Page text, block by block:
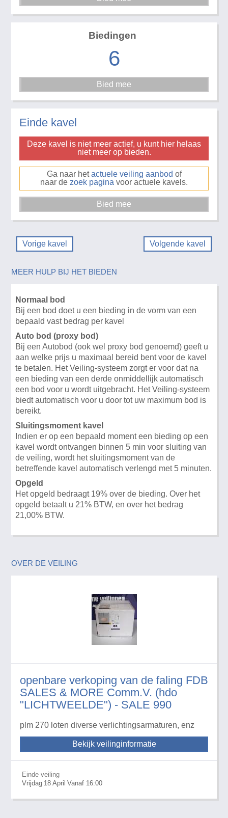
Biedingen
6
Einde kavel
Deze kavel is niet meer actief, u kunt hier helaas
niet meer op bieden.
Ga naar hetactuele veiling aanbod of
naar de zoek pagina voor actuele kavels.
Vorige kavel Volgende kavel
MEER HULP BIJ HET BIEDEN
Normaal bod
Bij een bod doet u een bieding in de vorm van een
bepaald vast bedrag per kavel
Auto bod (proxy bod)
Bij een Autobod (ook wel proxy bod genoemd) geeft u
aan welke prijs u maximaal bereid bent voor de kavel
te betalen. Het Veiling-systeem zorgt er voor dat na
een bieding van een derde onmiddellijk automatisch
een bod voor u wordt uitgebracht. Het Veiling-systeem
biedt automatisch voor u door tot uw maximum bod is
bereikt.
Sluitingsmoment kavel
Indien er op een bepaald moment een bieding op een
kavel wordt ontvangen binnen 5 min voor sluiting van
de veiling, wordt het sluitingsmoment van de
betreffende kavel automatisch verlengd met 5 minuten.
Opgeld
Het opgeld bedraagt 19% over de bieding. Over het
opgeld betaalt u 21% BTW, en over het bedrag
21,00% BTW.
OVER DE VEILING
openbare verkoping van de faling FDB
SALES & MORE Comm.V. (hdo
"LICHTWEELDE") - SALE 990
plm 270 loten diverse verlichtingsarmaturen, enz
Bekijk veilinginformatie
Einde veiling
Vrijdag 18 April Vanaf 16:00